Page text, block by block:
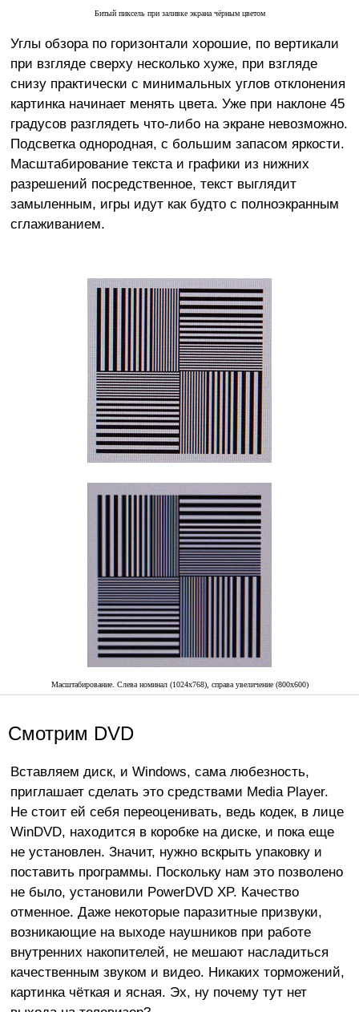
Битый пиксель при заливке экрана чёрным цветом
Углы обзора по горизонтали хорошие, по вертикали
при взгляде сверху несколько хуже, при взгляде
снизу практически с минимальных углов отклонения
картинка начинает менять цвета. Уже при наклоне 45
градусов разглядеть что-либо на экране невозможно.
Подсветка однородная, с большим запасом яркости.
Масштабирование текста и графики из нижних
разрешений посредственное, текст выглядит
замыленным, игры идут как будто с полноэкранным
сглаживанием.
Масштабирование. Слева номинал (1024x768), справа увеличение (800x600)
Смотрим DVD
Вставляем диск, и Windows, сама любезность,
приглашает сделать это средствами Media Player.
Не стоит ей себя переоценивать, ведь кодек, в лице
WinDVD, находится в коробке на диске, и пока еще
не установлен. Значит, нужно вскрыть упаковку и
поставить программы. Поскольку нам это позволено
не было, установили PowerDVD XP. Качество
отменное. Даже некоторые паразитные призвуки,
возникающие на выходе наушников при работе
внутренних накопителей, не мешают насладиться
качественным звуком и видео. Никаких торможений,
картинка чёткая и ясная. Эх, ну почему тут нет